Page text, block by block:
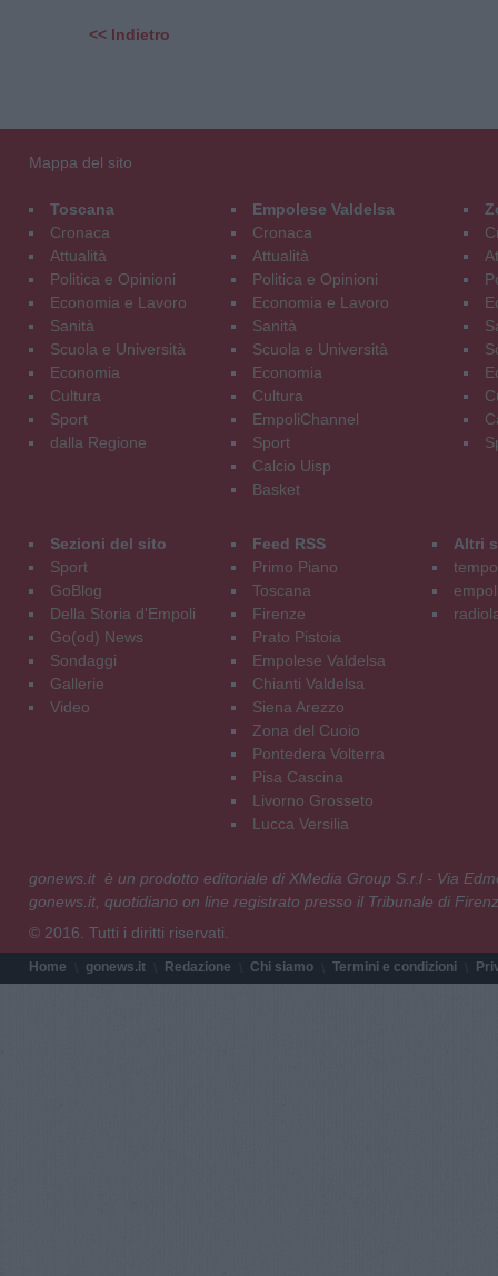
<< Indietro
Mappa del sito
Toscana
Cronaca
Attualità
Politica e Opinioni
Economia e Lavoro
Sanità
Scuola e Università
Economia
Cultura
Sport
dalla Regione
Empolese Valdelsa
Cronaca
Attualità
Politica e Opinioni
Economia e Lavoro
Sanità
Scuola e Università
Economia
Cultura
EmpoliChannel
Sport
Calcio Uisp
Basket
Sezioni del sito
Sport
GoBlog
Della Storia d'Empoli
Go(od) News
Sondaggi
Gallerie
Video
Feed RSS
Primo Piano
Toscana
Firenze
Prato Pistoia
Empolese Valdelsa
Chianti Valdelsa
Siena Arezzo
Zona del Cuoio
Pontedera Volterra
Pisa Cascina
Livorno Grosseto
Lucca Versilia
Altri
gonews.it è un prodotto editoriale di XMedia Group S.r.l - Via
gonews.it, quotidiano on line registrato presso il Tribunale di
© 2016. Tutti i diritti riservati.
Home gonews.it Redazione Chi siamo Termini e condizioni